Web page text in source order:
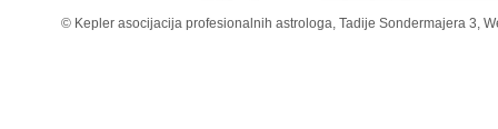
© Kepler asocijacija profesionalnih astrologa, Tadije Sondermajera 3,